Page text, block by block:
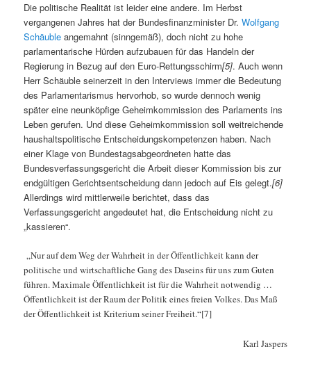
Die politische Realität ist leider eine andere. Im Herbst
vergangenen Jahres hat der Bundesfinanzminister Dr.Wolfgang
Schäuble angemahnt (sinngemäß), doch nicht zu hohe
parlamentarische Hürden aufzubauen für das Handeln der
Regierung in Bezug auf den Euro-Rettungsschirm[5]. Auch wenn
Herr Schäuble seinerzeit in den Interviews immer die Bedeutung
des Parlamentarismus hervorhob, so wurde dennoch wenig
später eine neunköpfige Geheimkommission des Parlaments ins
Leben gerufen. Und diese Geheimkommission soll weitreichende
haushaltspolitische Entscheidungskompetenzen haben. Nach
einer Klage von Bundestagsabgeordneten hatte das
Bundesverfassungsgericht die Arbeit dieser Kommission bis zur
endgültigen Gerichtsentscheidung dann jedoch auf Eis gelegt.[6]
Allerdings wird mittlerweile berichtet, dass das
Verfassungsgericht angedeutet hat, die Entscheidung nicht zu
„kassieren“.
„Nur auf dem Weg der Wahrheit in der Öffentlichkeit kann der
politische und wirtschaftliche Gang des Daseins für uns zum Guten
führen. Maximale Öffentlichkeit ist für die Wahrheit notwendig …
Öffentlichkeit ist der Raum der Politik eines freien Volkes. Das Maß
der Öffentlichkeit ist Kriterium seiner Freiheit.“[7]
Karl Jaspers